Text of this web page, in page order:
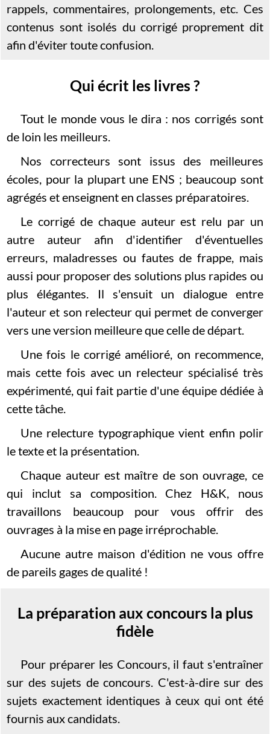
rappels, commentaires, prolongements, etc. Ces
contenus sont isolés du corrigé proprement dit
afin d'éviter toute confusion.
Qui écrit les livres ?
Tout le monde vous le dira : nos corrigés sont
de loin les meilleurs.
Nos correcteurs sont issus des meilleures
écoles, pour la plupart une ENS ; beaucoup sont
agrégés et enseignent en classes préparatoires.
Le corrigé de chaque auteur est relu par un
autre auteur afin d'identifier d'éventuelles
erreurs, maladresses ou fautes de frappe, mais
aussi pour proposer des solutions plus rapides ou
plus élégantes. Il s'ensuit un dialogue entre
l'auteur et son relecteur qui permet de converger
vers une version meilleure que celle de départ.
Une fois le corrigé amélioré, on recommence,
mais cette fois avec un relecteur spécialisé très
expérimenté, qui fait partie d'une équipe dédiée à
cette tâche.
Une relecture typographique vient enfin polir
le texte et la présentation.
Chaque auteur est maître de son ouvrage, ce
qui inclut sa composition. Chez H&K, nous
travaillons beaucoup pour vous offrir des
ouvrages à la mise en page irréprochable.
Aucune autre maison d'édition ne vous offre
de pareils gages de qualité !
La préparation aux concours la plus
fidèle
Pour préparer les Concours, il faut s'entraîner
sur des sujets de concours. C'est-à-dire sur des
sujets exactement identiques à ceux qui ont été
fournis aux candidats.